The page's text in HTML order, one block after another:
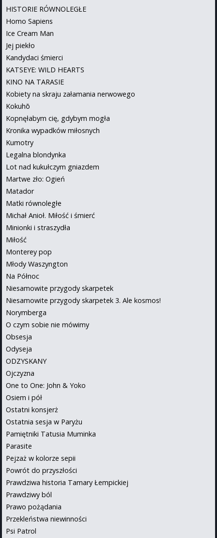
HISTORIE RÓWNOLEGŁE
Homo Sapiens
Ice Cream Man
Jej piekło
Kandydaci śmierci
KATSEYE: WILD HEARTS
KINO NA TARASIE
Kobiety na skraju załamania nerwowego
Kokuhō
Kopnęłabym cię, gdybym mogła
Kronika wypadków miłosnych
Kumotry
Legalna blondynka
Lot nad kukułczym gniazdem
Martwe zło: Ogień
Matador
Matki równoległe
Michał Anioł. Miłość i śmierć
Minionki i straszydła
Miłość
Monterey pop
Młody Waszyngton
Na Północ
Niesamowite przygody skarpetek
Niesamowite przygody skarpetek 3. Ale kosmos!
Norymberga
O czym sobie nie mówimy
Obsesja
Odyseja
ODZYSKANY
Ojczyzna
One to One: John & Yoko
Osiem i pół
Ostatni konsjerż
Ostatnia sesja w Paryżu
Pamiętniki Tatusia Muminka
Parasite
Pejzaż w kolorze sepii
Powrót do przyszłości
Prawdziwa historia Tamary Łempickiej
Prawdziwy ból
Prawo pożądania
Przekleństwa niewinności
Psi Patrol